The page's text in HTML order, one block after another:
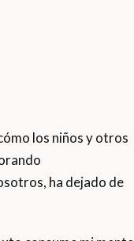
los niños y otros
ha dejado de